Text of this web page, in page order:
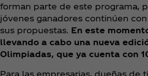
forman parte de este programa,
jóvenes ganadores continúen
sus propuestas. En este
llevando a cabo una nueva
Olimpiadas, que ya cuenta con
Para las empresarias, dueñas de